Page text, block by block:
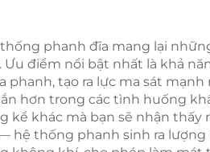
phanh đĩa mang lại
Ưu điểm nổi bật nhất là khả
phanh, tạo ra lực ma sát
hơn trong các tình huống
kể khác mà bạn sẽ nhận
hệ thống phanh sinh ra